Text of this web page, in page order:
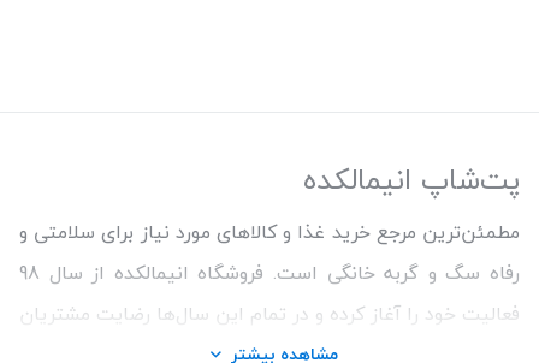
پت‌شاپ انیمالکده
مطمئن‌ترین مرجع خرید غذا و کالاهای مورد نیاز برای سلامتی و
رفاه سگ و گربه خانگی است. فروشگاه انیمالکده از سال 98
فعالیت خود را آغاز کرده و در تمام این سال‌ها رضایت مشتریان
و ارائه محصولات اورجینال و با کیفیت برای حفظ سلامتی
مشاهده بیشتر